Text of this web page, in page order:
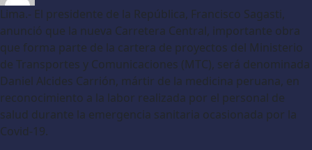
Lima.- El presidente de la República, Francisco Sagasti,
anunció que la nueva Carretera Central, importante obra
que forma parte de la cartera de proyectos del Ministerio
de Transportes y Comunicaciones (MTC), será denominada
Daniel Alcides Carrión, mártir de la medicina peruana, en
reconocimiento a la labor realizada por el personal de
salud durante la emergencia sanitaria ocasionada por la
Covid-19.